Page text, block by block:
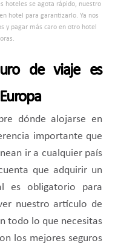
hoteles se agota rápido, nuestro
hotel para garantizarlo. Ya nos
y pagar más caro en otro hotel
de viaje es
dónde alojarse en
importante que
ir a cualquier país
que adquirir un
es obligatorio para
nuestro artículo de
todo lo que necesitas
los mejores seguros